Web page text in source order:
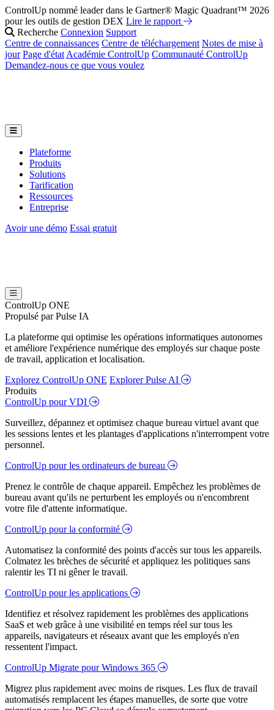
ControlUp nommé leader dans le Gartner® Magic Quadrant™ 2026
pour les outils de gestion DEX Lire le rapport
Recherche Connexion Support
Centre de connaissances Centre de téléchargement Notes de mise à
jour Page d'état Académie ControlUp Communauté ControlUp
Demandez-nous ce que vous voulez
Plateforme
Produits
Solutions
Tarification
Ressources
Entreprise
Avoir une démo Essai gratuit
ControlUp ONE
Propulsé par Pulse IA
La plateforme qui optimise les opérations informatiques autonomes
et améliore l'expérience numérique des employés sur chaque poste
de travail, application et localisation.
Explorez ControlUp ONE Explorer Pulse AI
Produits
ControlUp pour VDI
Surveillez, dépannez et optimisez chaque bureau virtuel avant que
les sessions lentes et les plantages d'applications n'interrompent votre
personnel.
ControlUp pour les ordinateurs de bureau
Prenez le contrôle de chaque appareil. Empêchez les problèmes de
bureau avant qu'ils ne perturbent les employés ou n'encombrent
votre file d'attente informatique.
ControlUp pour la conformité
Automatisez la conformité des points d'accès sur tous les appareils.
Colmatez les brèches de sécurité et appliquez les politiques sans
ralentir les TI ni gêner le travail.
ControlUp pour les applications
Identifiez et résolvez rapidement les problèmes des applications
SaaS et web grâce à une visibilité en temps réel sur tous les
appareils, navigateurs et réseaux avant que les employés n'en
ressentent l'impact.
ControlUp Migrate pour Windows 365
Migrez plus rapidement avec moins de risques. Les flux de travail
automatisés remplacent les étapes manuelles, de sorte que votre